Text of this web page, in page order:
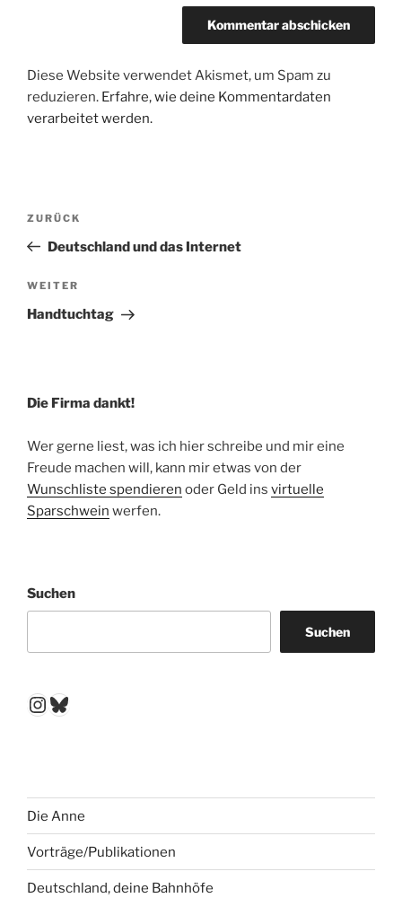
Diese Website verwendet Akismet, um Spam zu
reduzieren. Erfahre, wie deine Kommentardaten
verarbeitet werden.
Beitragsnavigation
Vorheriger
Beitrag
ZURÜCK
Deutschland und das Internet
Nächster
Beitrag
WEITER
Handtuchtag
Die Firma dankt!
Wer gerne liest, was ich hier schreibe und mir eine
Freude machen will, kann mir etwas von der
Wunschliste spendieren oder Geld ins virtuelle
Sparschwein werfen.
Suchen
Suchen
Instagram
Bluesky
Die Anne
Vorträge/Publikationen
Deutschland, deine Bahnhöfe